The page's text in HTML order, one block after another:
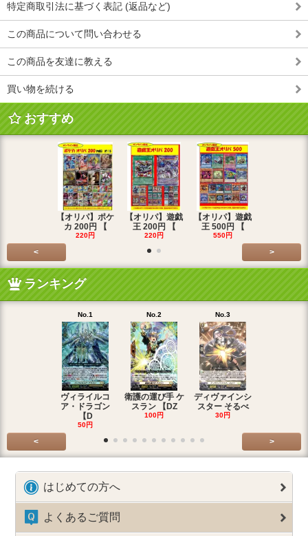
特定商取引法に基づく表記 (返品など)
この商品について問い合わせる
この商品を友達に教える
買い物を続ける
おすすめ
【オリパ】ポケ
カ 200円 【
220円
【オリパ】遊戯
王 200円 【
220円
【オリパ】遊戯
王 500円 【
550円
< >
ランキング
No.1
ヴィライルコ
ア・ドラゴン
【D
50円
No.2
衛護の運び手 ケ
スラン 【DZ
100円
No.3
ディヴァインシ
スター そるべ
30円
< >
はじめての方へ
よくあるご質問